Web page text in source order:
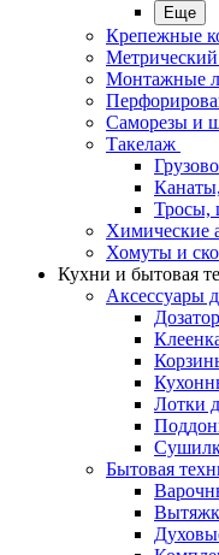
Еще
Крепежные
Монтажные
Саморезы и
Такелаж
Тросы,
Химические
Хомуты и
Кухни и бытовая
Аксессуары
Лотки
Бытовая